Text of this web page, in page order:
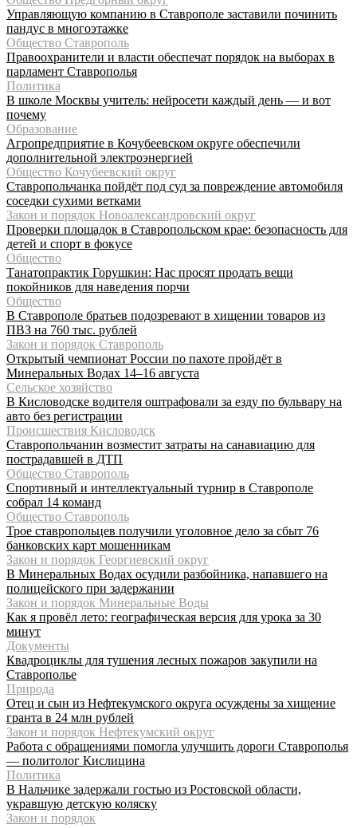
Управляющую компанию в Ставрополе заставили починить
пандус в многоэтажке
Общество Ставрополь
Правоохранители и власти обеспечат порядок на выборах в
парламент Ставрополья
Политика
В школе Москвы учитель: нейросети каждый день — и вот
почему
Образование
Агропредприятие в Кочубеевском округе обеспечили
дополнительной электроэнергией
Общество Кочубеевский округ
Ставропольчанка пойдёт под суд за повреждение автомобиля
соседки сухими ветками
Закон и порядок Новоалександровский округ
Проверки площадок в Ставропольском крае: безопасность для
детей и спорт в фокусе
Общество
Танатопрактик Горушкин: Нас просят продать вещи
покойников для наведения порчи
Общество
В Ставрополе братьев подозревают в хищении товаров из
ПВЗ на 760 тыс. рублей
Закон и порядок Ставрополь
Открытый чемпионат России по пахоте пройдёт в
Минеральных Водах 14–16 августа
Сельское хозяйство
В Кисловодске водителя оштрафовали за езду по бульвару на
авто без регистрации
Происшествия Кисловодск
Ставропольчанин возместит затраты на санавиацию для
пострадавшей в ДТП
Общество Ставрополь
Спортивный и интеллектуальный турнир в Ставрополе
собрал 14 команд
Общество Ставрополь
Трое ставропольцев получили уголовное дело за сбыт 76
банковских карт мошенникам
Закон и порядок Георгиевский округ
В Минеральных Водах осудили разбойника, напавшего на
полицейского при задержании
Закон и порядок Минеральные Воды
Как я провёл лето: географическая версия для урока за 30
минут
Документы
Квадроциклы для тушения лесных пожаров закупили на
Ставрополье
Природа
Отец и сын из Нефтекумского округа осуждены за хищение
гранта в 24 млн рублей
Закон и порядок Нефтекумский округ
Работа с обращениями помогла улучшить дороги Ставрополья
— политолог Кислицина
Политика
В Нальчике задержали гостью из Ростовской области,
укравшую детскую коляску
Закон и порядок